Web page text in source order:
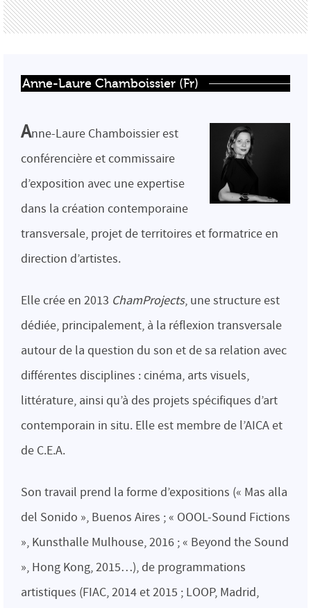
Anne-Laure Chamboissier (Fr)
Anne-Laure Chamboissier est
conférencière et commissaire
d’exposition avec une expertise
dans la création contemporaine
transversale, projet de territoires et formatrice en
direction d’artistes.
Elle crée en 2013 ChamProjects, une structure est
dédiée, principalement, à la réflexion transversale
autour de la question du son et de sa relation avec
différentes disciplines : cinéma, arts visuels,
littérature, ainsi qu’à des projets spécifiques d’art
contemporain in situ. Elle est membre de l’AICA et
de C.E.A.
Son travail prend la forme d’expositions (« Mas alla
del Sonido », Buenos Aires ; « OOOL-Sound Fictions
», Kunsthalle Mulhouse, 2016 ; « Beyond the Sound
», Hong Kong, 2015…), de programmations
artistiques (FIAC, 2014 et 2015 ; LOOP, Madrid,